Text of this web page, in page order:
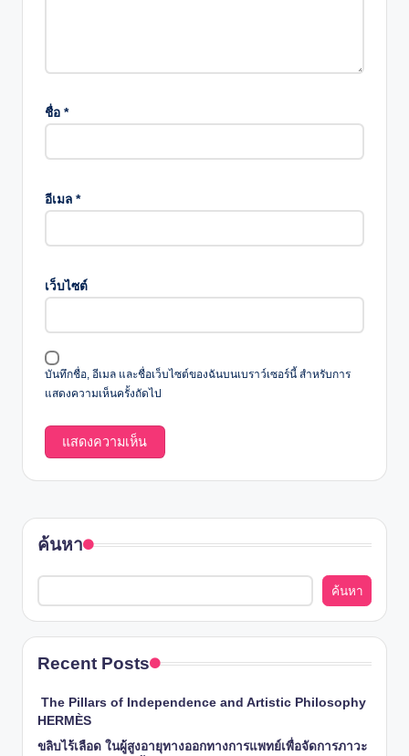
ชื่อ *
อีเมล *
เว็บไซต์
บันทึกชื่อ, อีเมล และชื่อเว็บไซต์ของฉันบนเบราว์เซอร์นี้ สำหรับการ
แสดงความเห็นครั้งถัดไป
ค้นหา
ค้นหา
Recent Posts
The Pillars of Independence and Artistic Philosophy
HERMÈS
ขลิบไร้เลือด ในผู้สูงอายุทางออกทางการแพทย์เพื่อจัดการภาวะ